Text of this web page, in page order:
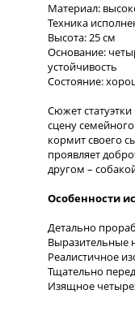
Материал:
Техника
Высота: 25 см
Основание:
устойчивость
Состояние:
Сюжет
сцену
кормит своего
проявляет
другом –
Особенности
Детально
Выразительные
Реалистичное
Тщательно
Изящное